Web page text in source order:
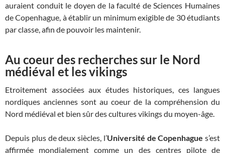
auraient conduit le doyen de la faculté de Sciences Humaines
de Copenhague, à établir un minimum exigible de 30 étudiants
par classe, afin de pouvoir les maintenir.
Au coeur des recherches sur le Nord
médiéval et les vikings
Etroitement associées aux études historiques, ces langues
nordiques anciennes sont au coeur de la compréhension du
Nord médiéval et bien sûr des cultures vikings du moyen-âge.
Depuis plus de deux siècles, l’Université de Copenhague s’est
affirmée mondialement comme un des centres pilote de